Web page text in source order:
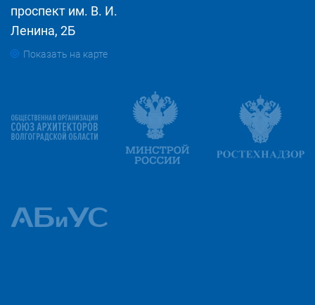
проспект им. В. И.
Ленина, 2Б
Показать на карте